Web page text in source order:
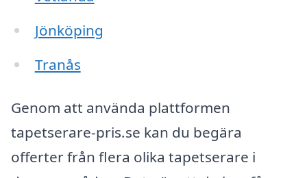
Jönköping
Tranås
Genom att använda plattformen
tapetserare-pris.se kan du begära
offerter från flera olika tapetserare i